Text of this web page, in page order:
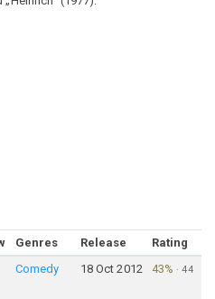
Genres Release
Rating
Comedy 18 Oct 2012 43% ·44